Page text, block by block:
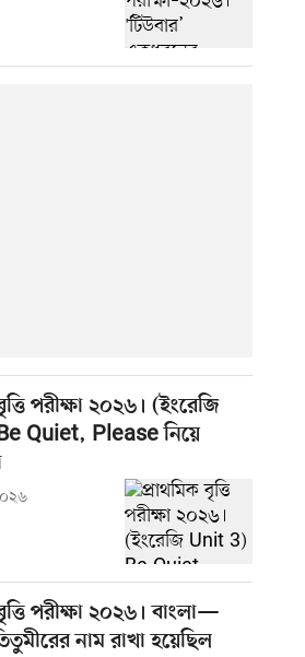
পরীক্ষা ২০২৬। (ইংরেজি
Quiet, Please নিয়ে
পরীক্ষা ২০২৬। বাংলা—
নাম রাখা হয়েছিল